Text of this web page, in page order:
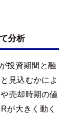
分析
投資期間と融
見込むかによ
売却時期の値
が大きく動く